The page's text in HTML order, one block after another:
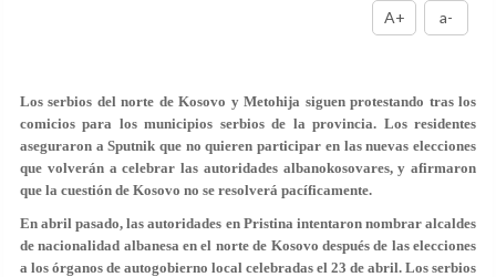
A+ a-
Los serbios del norte de Kosovo y Metohija siguen protestando tras los
comicios para los municipios serbios de la provincia. Los residentes
aseguraron a Sputnik que no quieren participar en las nuevas elecciones
que volverán a celebrar las autoridades albanokosovares, y afirmaron
que la cuestión de Kosovo no se resolverá pacíficamente.
En abril pasado, las autoridades en Pristina intentaron nombrar alcaldes
de nacionalidad albanesa en el norte de Kosovo después de las elecciones
a los órganos de autogobierno local celebradas el 23 de abril. Los serbios